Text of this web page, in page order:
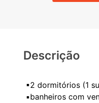
Descrição
▪2 dormitórios (1
▪banheiros com